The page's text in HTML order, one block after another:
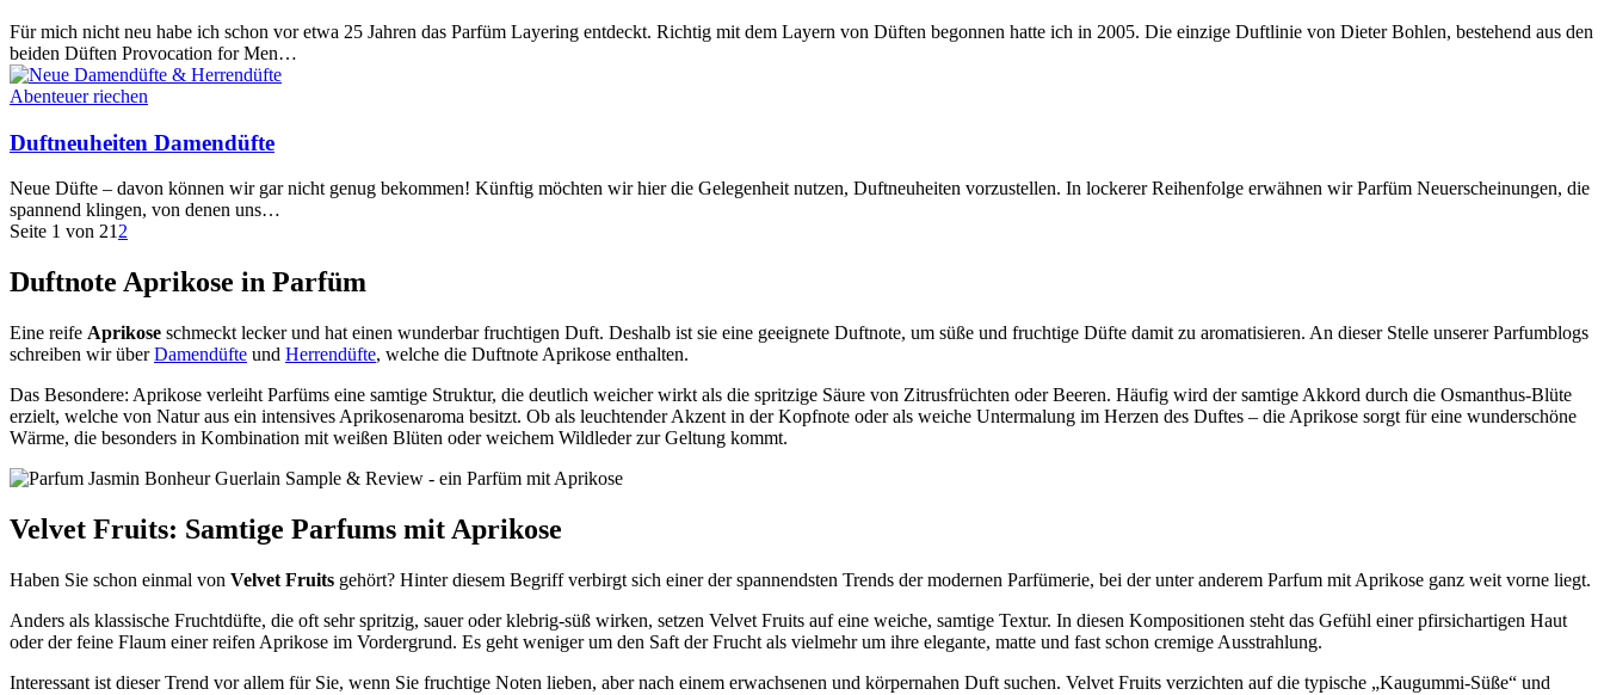
Für mich nicht neu habe ich schon vor etwa 25 Jahren das Parfüm Layering entdeckt. Richtig mit dem Layern von Düften begonnen hatte ich in 2005. Die einzige Duftlinie von Dieter Bohlen, bestehend aus den
beiden Düften Provocation for Men…
Abenteuer riechen
Duftneuheiten Damendüfte
Neue Düfte – davon können wir gar nicht genug bekommen! Künftig möchten wir hier die Gelegenheit nutzen, Duftneuheiten vorzustellen. In lockerer Reihenfolge erwähnen wir Parfüm Neuerscheinungen, die
spannend klingen, von denen uns…
Seite 1 von 21 2
Duftnote Aprikose in Parfüm
Eine reife Aprikose schmeckt lecker und hat einen wunderbar fruchtigen Duft. Deshalb ist sie eine geeignete Duftnote, um süße und fruchtige Düfte damit zu aromatisieren. An dieser Stelle unserer Parfumblogs
schreiben wir überDamendüfte und Herrendüfte, welche die Duftnote Aprikose enthalten.
Das Besondere: Aprikose verleiht Parfüms eine samtige Struktur, die deutlich weicher wirkt als die spritzige Säure von Zitrusfrüchten oder Beeren. Häufig wird der samtige Akkord durch die Osmanthus-Blüte
erzielt, welche von Natur aus ein intensives Aprikosenaroma besitzt. Ob als leuchtender Akzent in der Kopfnote oder als weiche Untermalung im Herzen des Duftes – die Aprikose sorgt für eine wunderschöne
Wärme, die besonders in Kombination mit weißen Blüten oder weichem Wildleder zur Geltung kommt.
Velvet Fruits: Samtige Parfums mit Aprikose
Haben Sie schon einmal von Velvet Fruits gehört? Hinter diesem Begriff verbirgt sich einer der spannendsten Trends der modernen Parfümerie, bei der unter anderem Parfum mit Aprikose ganz weit vorne liegt.
Anders als klassische Fruchtdüfte, die oft sehr spritzig, sauer oder klebrig-süß wirken, setzen Velvet Fruits auf eine weiche, samtige Textur. In diesen Kompositionen steht das Gefühl einer pfirsichartigen Haut
oder der feine Flaum einer reifen Aprikose im Vordergrund. Es geht weniger um den Saft der Frucht als vielmehr um ihre elegante, matte und fast schon cremige Ausstrahlung.
Interessant ist dieser Trend vor allem für Sie, wenn Sie fruchtige Noten lieben, aber nach einem erwachsenen und körpernahen Duft suchen. Velvet Fruits verzichten auf die typische „Kaugummi-Süße“ und